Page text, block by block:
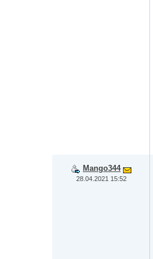
Mango344
28.04.2021 15:52